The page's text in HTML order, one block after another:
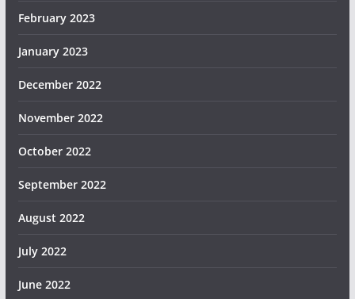
February 2023
January 2023
December 2022
November 2022
October 2022
September 2022
August 2022
July 2022
June 2022